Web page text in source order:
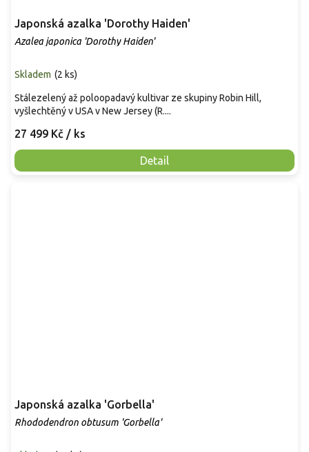
Japonská azalka 'Dorothy Haiden'
Azalea japonica 'Dorothy Haiden'
Skladem (2 ks)
27 499 Kč / ks
Detail
Stálezelený až poloopadavý kultivar ze skupiny Robin Hill,
vyšlechtěný v USA v New Jersey (R....
Japonská azalka 'Gorbella'
Rhododendron obtusum 'Gorbella'